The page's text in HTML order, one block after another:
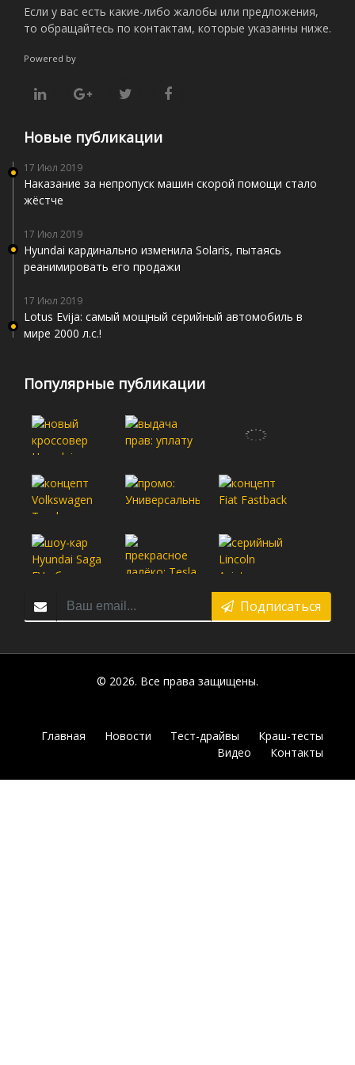
Если у вас есть какие-либо жалобы или предложения,
то обращайтесь по контактам, которые указанны ниже.
Powered by
Новые публикации
17 Июл 2019
Наказание за непропуск машин скорой помощи стало
жёстче
17 Июл 2019
Hyundai кардинально изменила Solaris, пытаясь
реанимировать его продажи
17 Июл 2019
Lotus Evija: самый мощный серийный автомобиль в
мире 2000 л.с.!
Популярные публикации
Подписаться
© 2026. Все права защищены.
Главная Новости Тест-драйвы
Краш-тесты
Видео
Контакты